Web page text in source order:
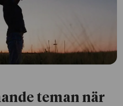
teman när